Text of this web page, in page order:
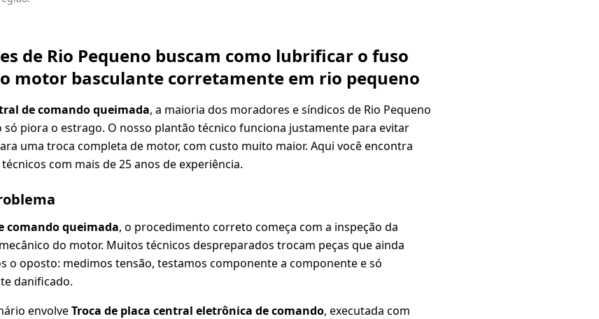
de Rio Pequeno buscam como lubrificar o fuso
motor basculante corretamente em rio pequeno
de comando queimada, a maioria dos moradores e síndicos de Rio Pequeno
piora o estrago. O nosso plantão técnico funciona justamente para evitar
uma troca completa de motor, com custo muito maior. Aqui você encontra
com mais de 25 anos de experiência.
comando queimada, o procedimento correto começa com a inspeção da
do motor. Muitos técnicos despreparados trocam peças que ainda
o oposto: medimos tensão, testamos componente a componente e só
danificado.
envolveTroca de placa central eletrônica de comando, executada com